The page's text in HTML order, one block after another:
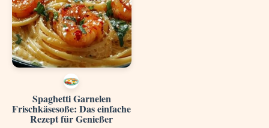
Spaghetti Garnelen
Frischkäsesoße: Das einfache
Rezept für Genießer